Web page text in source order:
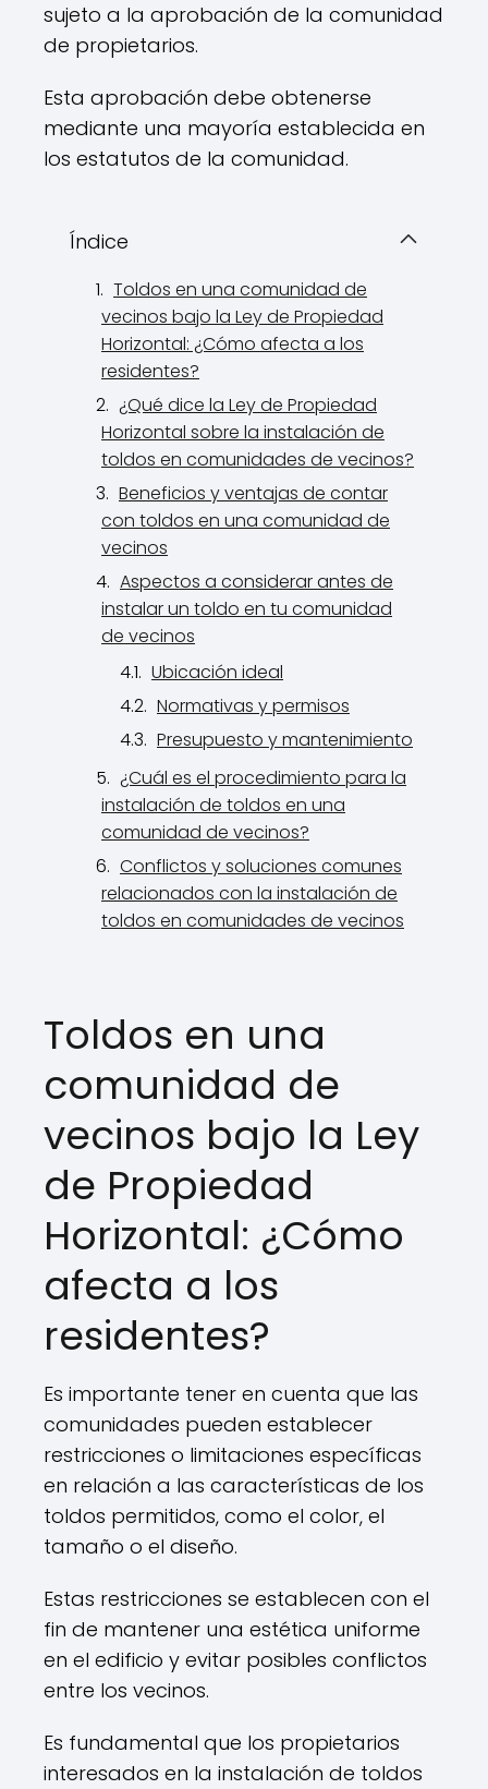
sujeto a la aprobación de la comunidad
de propietarios.
Esta aprobación debe obtenerse
mediante una mayoría establecida en
los estatutos de la comunidad.
Índice
Toldos en una comunidad de
vecinos bajo la Ley de Propiedad
Horizontal: ¿Cómo afecta a los
residentes?
¿Qué dice la Ley de Propiedad
Horizontal sobre la instalación de
toldos en comunidades de vecinos?
Beneficios y ventajas de contar
con toldos en una comunidad de
vecinos
Aspectos a considerar antes de
instalar un toldo en tu comunidad
de vecinos
Ubicación ideal
Normativas y permisos
Presupuesto y mantenimiento
¿Cuál es el procedimiento para la
instalación de toldos en una
comunidad de vecinos?
Conflictos y soluciones comunes
relacionados con la instalación de
toldos en comunidades de vecinos
Toldos en una
comunidad de
vecinos bajo la Ley
de Propiedad
Horizontal: ¿Cómo
afecta a los
residentes?
Es importante tener en cuenta que las
comunidades pueden establecer
restricciones o limitaciones específicas
en relación a las características de los
toldos permitidos, como el color, el
tamaño o el diseño.
Estas restricciones se establecen con el
fin de mantener una estética uniforme
en el edificio y evitar posibles conflictos
entre los vecinos.
Es fundamental que los propietarios
interesados en la instalación de toldos